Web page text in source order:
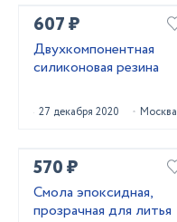
607 ₽
Двухкомпонентная
силиконовая резина
27 декабря 2020 Москва
570 ₽
Смола эпоксидная,
прозрачная для литья